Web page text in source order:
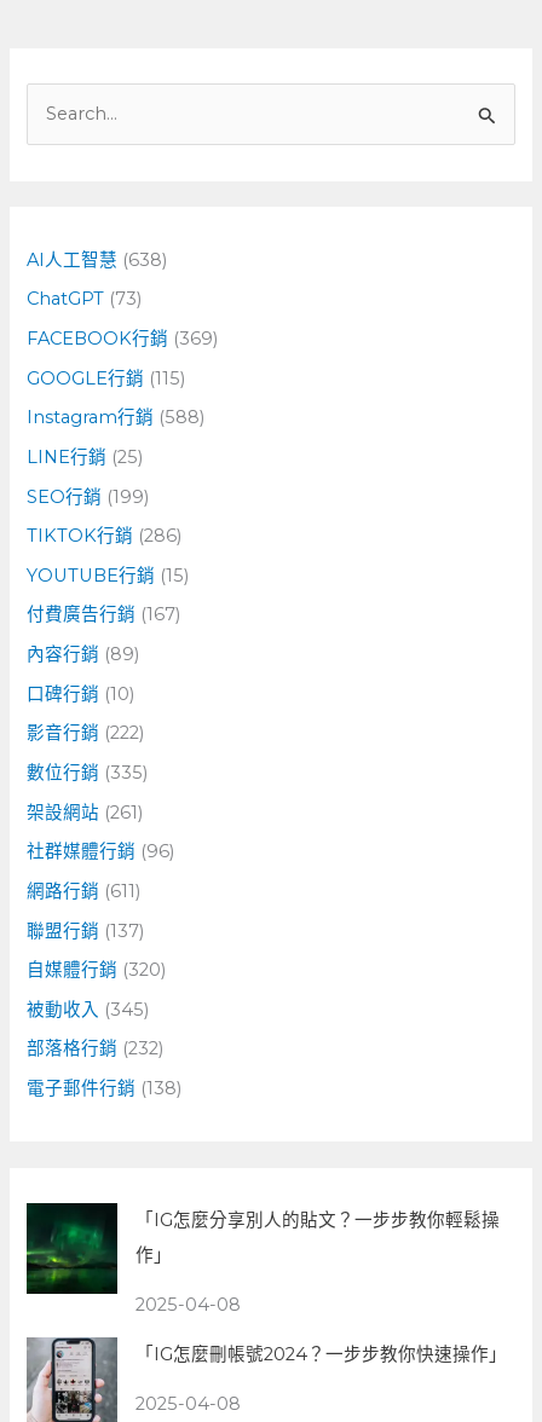
字
:
AI人工智慧 (638)
ChatGPT (73)
FACEBOOK行銷 (369)
GOOGLE行銷 (115)
Instagram行銷 (588)
LINE行銷 (25)
SEO行銷 (199)
TIKTOK行銷 (286)
YOUTUBE行銷 (15)
付費廣告行銷 (167)
內容行銷 (89)
口碑行銷 (10)
影音行銷 (222)
數位行銷 (335)
架設網站 (261)
社群媒體行銷 (96)
網路行銷 (611)
聯盟行銷 (137)
自媒體行銷 (320)
被動收入 (345)
部落格行銷 (232)
電子郵件行銷 (138)
「IG怎麼分享別人的貼文？一步步教你輕鬆操
作」
2025-04-08
「IG怎麼刪帳號2024？一步步教你快速操作」
2025-04-08